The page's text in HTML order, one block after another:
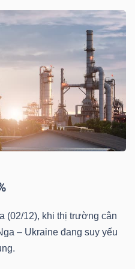
(02/12), khi thị trường cân
– Ukraine đang suy yếu